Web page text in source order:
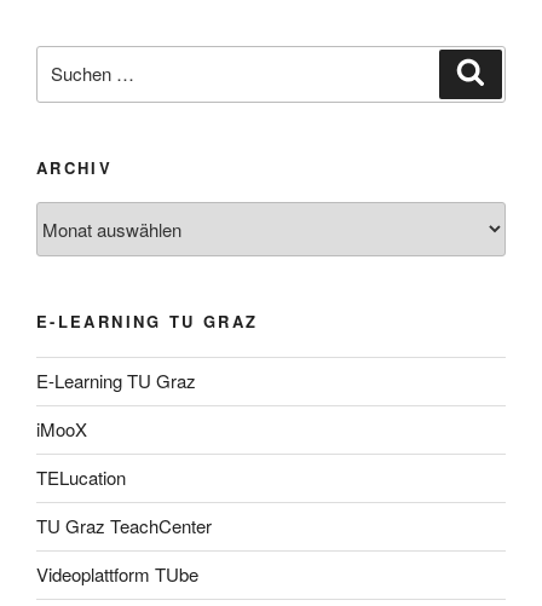
nach:
ARCHIV
E-LEARNING TU GRAZ
E-Learning TU Graz
iMooX
TELucation
TU Graz TeachCenter
Videoplattform TUbe